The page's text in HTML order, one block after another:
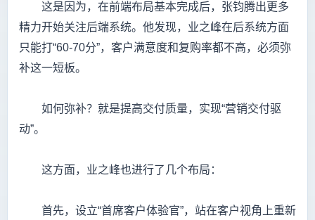
这是因为，在前端布局基本完成后，张钧腾出更多
精力开始关注后端系统。他发现，业之峰在后系统方面
只能打“60-70分”，客户满意度和复购率都不高，必须弥
补这一短板。
如何弥补？就是提高交付质量，实现“营销交付驱
动”。
这方面，业之峰也进行了几个布局：
首先，设立“首席客户体验官”，站在客户视角上重新